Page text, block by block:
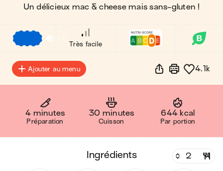
Un délicieux mac & cheese mais sans-gluten !
€
Très facile
Ajouter au menu 4.1k
4 minutes
Préparation
30 minutes
Cuisson
644 kcal
Par portion
ingrédients